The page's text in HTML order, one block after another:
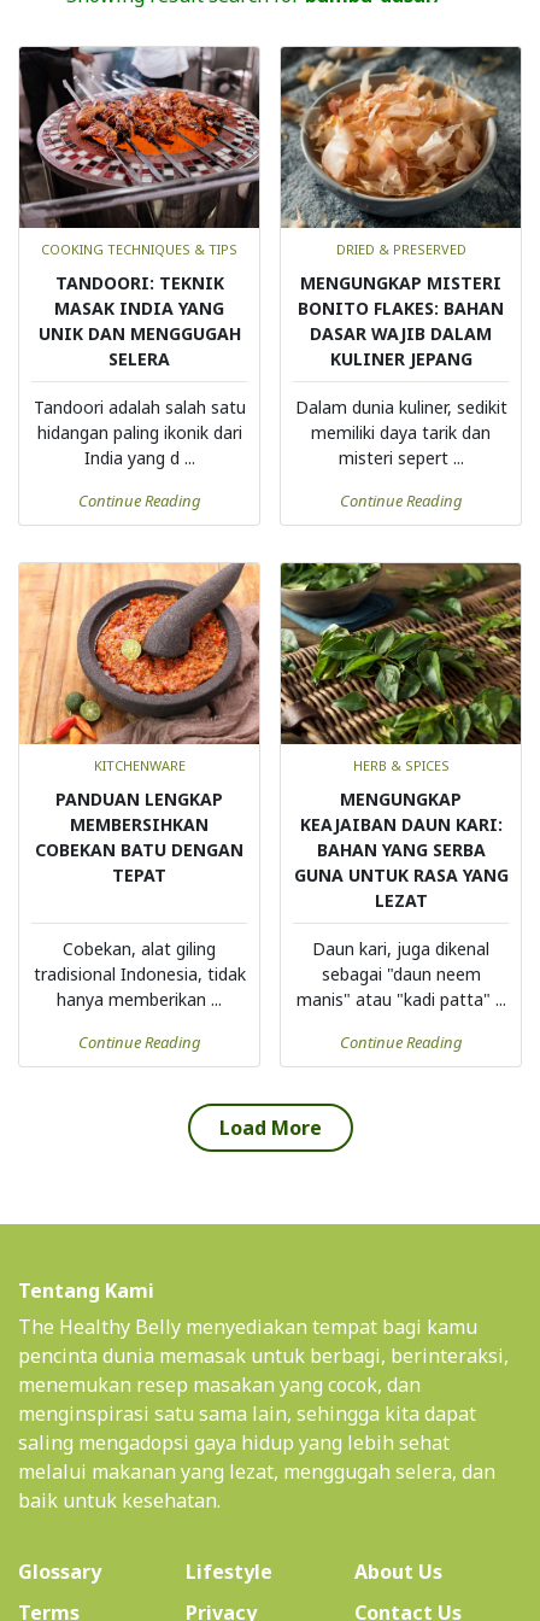
COOKING TECHNIQUES & TIPS
TANDOORI: TEKNIK
MASAK INDIA YANG
UNIK DAN MENGGUGAH
SELERA
Tandoori adalah salah satu
hidangan paling ikonik dari
India yang d ...
Continue Reading
DRIED & PRESERVED
MENGUNGKAP MISTERI
BONITO FLAKES: BAHAN
DASAR WAJIB DALAM
KULINER JEPANG
Dalam dunia kuliner, sedikit
memiliki daya tarik dan
misteri sepert ...
Continue Reading
KITCHENWARE
PANDUAN LENGKAP
MEMBERSIHKAN
COBEKAN BATU DENGAN
TEPAT
Cobekan, alat giling
tradisional Indonesia, tidak
hanya memberikan ...
Continue Reading
HERB & SPICES
MENGUNGKAP
KEAJAIBAN DAUN KARI:
BAHAN YANG SERBA
GUNA UNTUK RASA YANG
LEZAT
Daun kari, juga dikenal
sebagai "daun neem
manis" atau "kadi patta" ...
Continue Reading
Load More
Tentang Kami
The Healthy Belly menyediakan tempat bagi kamu
pencinta dunia memasak untuk berbagi, berinteraksi,
menemukan resep masakan yang cocok, dan
menginspirasi satu sama lain, sehingga kita dapat
saling mengadopsi gaya hidup yang lebih sehat
melalui makanan yang lezat, menggugah selera, dan
baik untuk kesehatan.
Glossary Lifestyle About Us(current)
Terms
Privacy Contact Us